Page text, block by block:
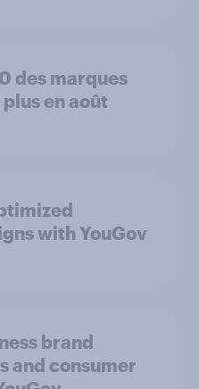
des marques
en août
with YouGov
brand
and consumer